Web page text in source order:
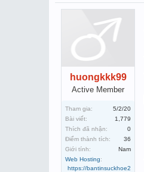
huongkkk99
Active Member
Tham gia:
5/2/20
Bài viết:
1,779
Thích đã nhận:
0
Điểm thành tích:
36
Giới tính:
Nam
Web Hosting:
https://bantinsuckhoe2